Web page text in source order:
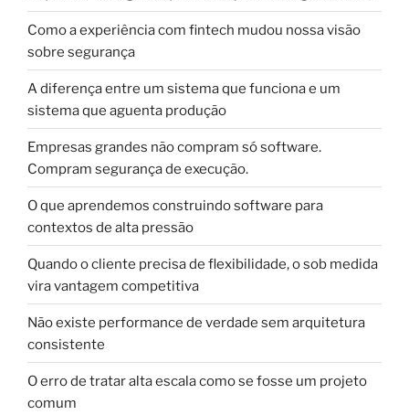
Como a experiência com fintech mudou nossa visão
sobre segurança
A diferença entre um sistema que funciona e um
sistema que aguenta produção
Empresas grandes não compram só software.
Compram segurança de execução.
O que aprendemos construindo software para
contextos de alta pressão
Quando o cliente precisa de flexibilidade, o sob medida
vira vantagem competitiva
Não existe performance de verdade sem arquitetura
consistente
O erro de tratar alta escala como se fosse um projeto
comum